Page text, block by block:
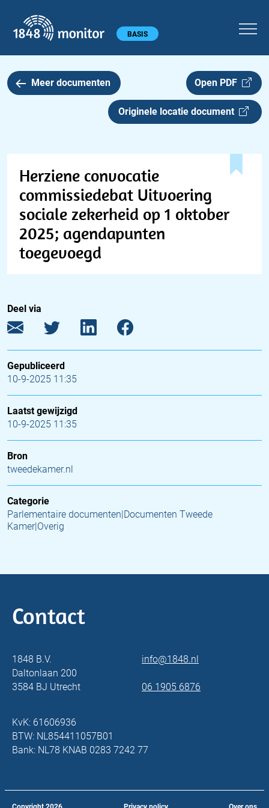
Hoofdmenu BASIS
Meer documenten Open PDF
Originele locatie document
Herziene convocatie
commissiedebat Uitvoering
sociale zekerheid op 1 oktober
2025; agendapunten
toegevoegd
Deel via
Gepubliceerd
10-9-2025 11:35
Laatst gewijzigd
10-9-2025 11:35
Bron
tweedekamer.nl
Categorie
Parlementaire documenten|Documenten Tweede
Kamer|Overig
Contact
1848 B.V.
Daltonlaan 200
3584 BJ Utrecht
info@1848.nl
06 1905 6876
KvK: 61606936
BTW: NL854411057B01
Bank: NL78 KNAB 0283 7242 77